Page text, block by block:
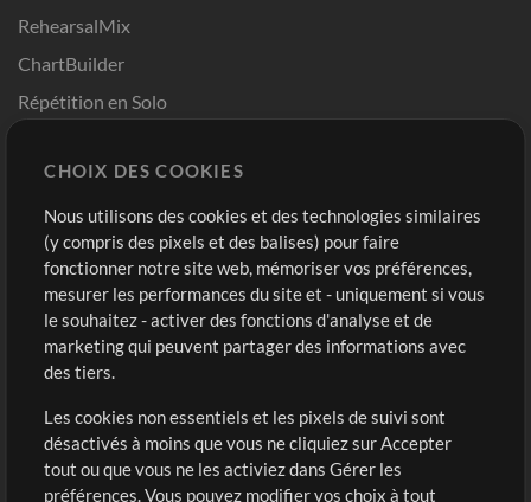
RehearsalMix
ChartBuilder
Répétition en Solo
Modèles ProPresenter
Sons
Boutique
Acheter des crédits
Contenu gratuit
Demander les pistes
Extras
Sessions
Compte
Connexion
S'inscrire
CHOIX DES COOKIES
Nous utilisons des cookies et des technologies similaires
(y compris des pixels et des balises) pour faire
fonctionner notre site web, mémoriser vos préférences,
mesurer les performances du site et - uniquement si vous
le souhaitez - activer des fonctions d'analyse et de
marketing qui peuvent partager des informations avec
des tiers.
Les cookies non essentiels et les pixels de suivi sont
désactivés à moins que vous ne cliquiez sur Accepter
tout ou que vous ne les activiez dans Gérer les
préférences. Vous pouvez modifier vos choix à tout